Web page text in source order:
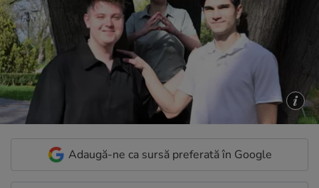
Adaugă-ne ca sursă preferată în Google